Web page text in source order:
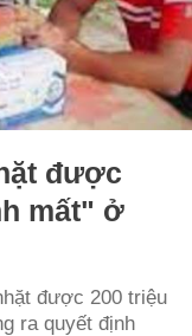
được
mất" ở
được 200 triệu
ra quyết định